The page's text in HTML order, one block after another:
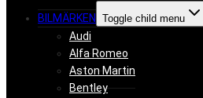
BILMÄRKEN Toggle child menu
Audi
Alfa Romeo
Aston Martin
Bentley